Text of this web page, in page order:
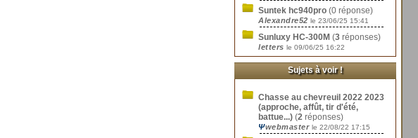
Suntek hc940pro (0 réponse)
Alexandre52 le 23/06/25 15:41
Sunluxy HC-300M (3 réponses)
letters le 09/06/25 16:22
Sujets à voir !
Chasse au chevreuil 2022 2023
(approche, affût, tir d'été,
battue...) (2 réponses)
Ψwebmaster le 22/08/22 17:15